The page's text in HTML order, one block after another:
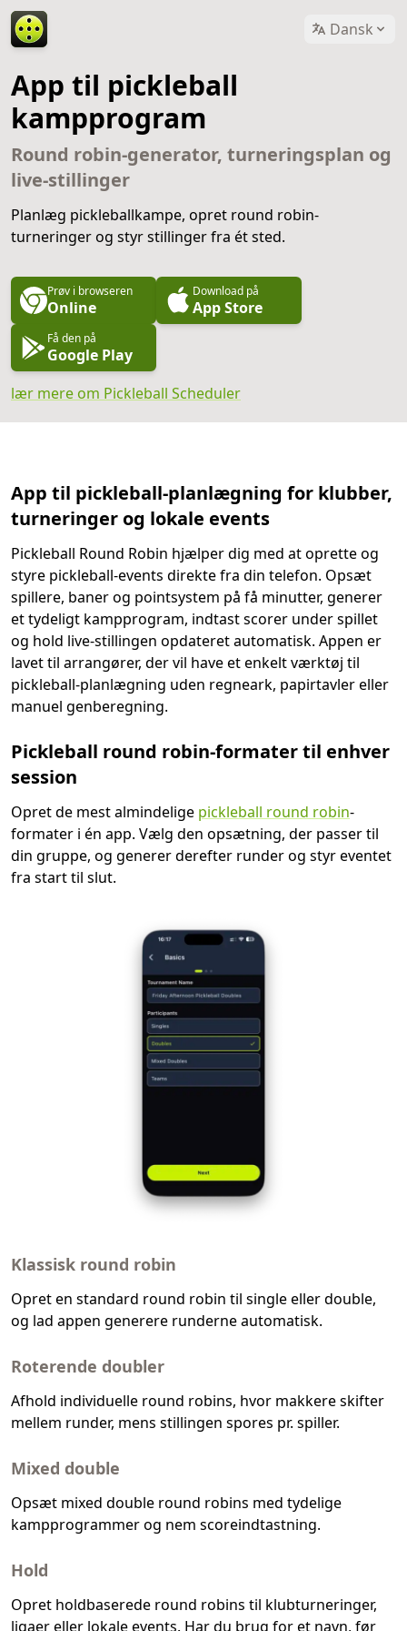
Dansk
App til pickleball
kampprogram
Round robin-generator, turneringsplan og
live-stillinger
Planlæg pickleballkampe, opret round robin-
turneringer og styr stillinger fra ét sted.
Prøv i browseren
Online
Download på
App Store
Få den på
Google Play
lær mere om Pickleball Scheduler
App til pickleball-planlægning for klubber,
turneringer og lokale events
Pickleball Round Robin hjælper dig med at oprette og
styre pickleball-events direkte fra din telefon. Opsæt
spillere, baner og pointsystem på få minutter, generer
et tydeligt kampprogram, indtast scorer under spillet
og hold live-stillingen opdateret automatisk. Appen er
lavet til arrangører, der vil have et enkelt værktøj til
pickleball-planlægning uden regneark, papirtavler eller
manuel genberegning.
Pickleball round robin-formater til enhver
session
Opret de mest almindelige pickleball round robin-
formater i én app. Vælg den opsætning, der passer til
din gruppe, og generer derefter runder og styr eventet
fra start til slut.
Klassisk round robin
Opret en standard round robin til single eller double,
og lad appen generere runderne automatisk.
Roterende doubler
Afhold individuelle round robins, hvor makkere skifter
mellem runder, mens stillingen spores pr. spiller.
Mixed double
Opsæt mixed double round robins med tydelige
kampprogrammer og nem scoreindtastning.
Hold
Opret holdbaserede round robins til klubturneringer,
ligaer eller lokale events. Har du brug for et navn, før